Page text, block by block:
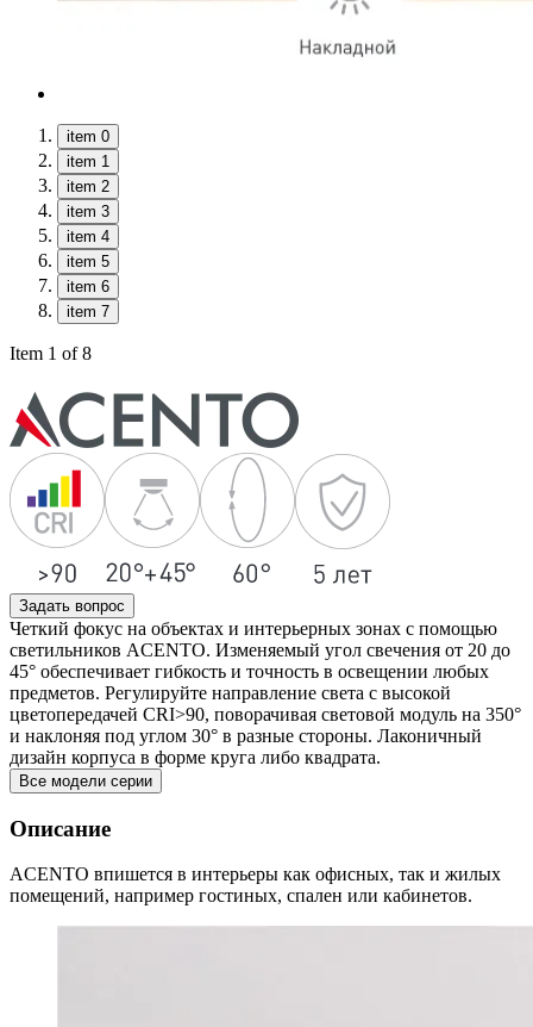
item 0
item 1
item 2
item 3
item 4
item 5
item 6
item 7
Item 1 of 8
Задать вопрос
Четкий фокус на объектах и интерьерных зонах с помощью
светильников ACENTO. Изменяемый угол свечения от 20 до
45° обеспечивает гибкость и точность в освещении любых
предметов. Регулируйте направление света с высокой
цветопередачей CRI>90, поворачивая световой модуль на 350°
и наклоняя под углом 30° в разные стороны. Лаконичный
дизайн корпуса в форме круга либо квадрата.
Все модели серии
Описание
ACENTO впишется в интерьеры как офисных, так и жилых
помещений, например гостиных, спален или кабинетов.